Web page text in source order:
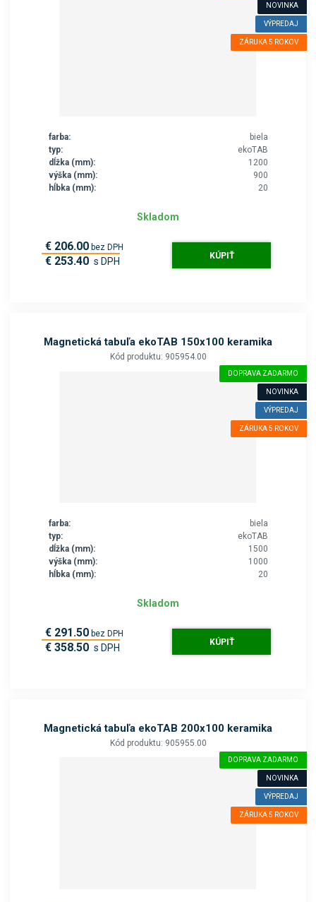
NOVINKA
VÝPREDAJ
ZÁRUKA 5 ROKOV
farba:
biela
typ:
ekoTAB
dĺžka (mm):
1200
výška (mm):
900
hĺbka (mm):
20
Skladom
€ 206.00 bez DPH
€ 253.40 s DPH KÚPIŤ
Magnetická tabuľa ekoTAB 150x100 keramika
Kód produktu: 905954.00
DOPRAVA ZADARMO
NOVINKA
VÝPREDAJ
ZÁRUKA 5 ROKOV
farba:
biela
typ:
ekoTAB
dĺžka (mm):
1500
výška (mm):
1000
hĺbka (mm):
20
Skladom
€ 291.50 bez DPH
€ 358.50 s DPH KÚPIŤ
Magnetická tabuľa ekoTAB 200x100 keramika
Kód produktu: 905955.00
DOPRAVA ZADARMO
NOVINKA
VÝPREDAJ
ZÁRUKA 5 ROKOV